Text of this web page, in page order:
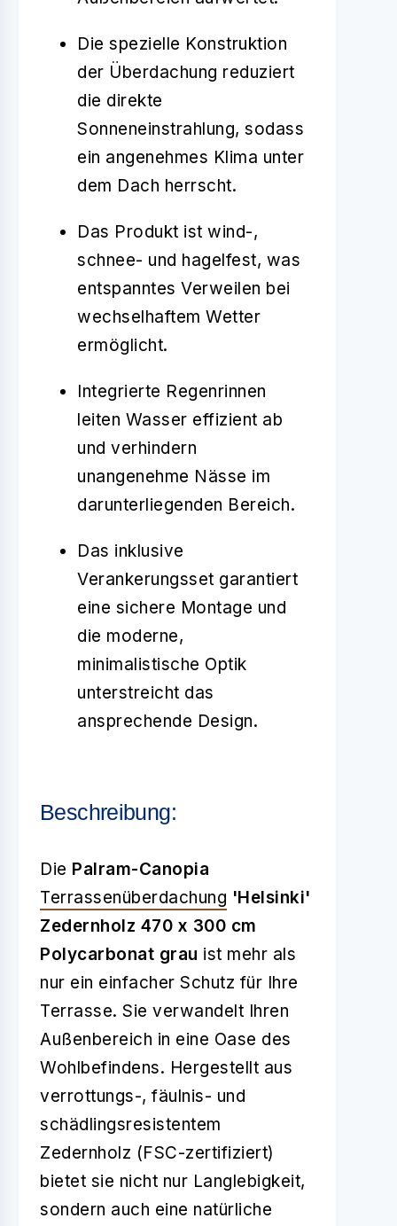
Die spezielle Konstruktion
der Überdachung reduziert
die direkte
Sonneneinstrahlung, sodass
ein angenehmes Klima unter
dem Dach herrscht.
Das Produkt ist wind-,
schnee- und hagelfest, was
entspanntes Verweilen bei
wechselhaftem Wetter
ermöglicht.
Integrierte Regenrinnen
leiten Wasser effizient ab
und verhindern
unangenehme Nässe im
darunterliegenden Bereich.
Das inklusive
Verankerungsset garantiert
eine sichere Montage und
die moderne,
minimalistische Optik
unterstreicht das
ansprechende Design.
Beschreibung:
Die Palram-Canopia
Terrassenüberdachung 'Helsinki'
Zedernholz 470 x 300 cm
Polycarbonat grau ist mehr als
nur ein einfacher Schutz für Ihre
Terrasse. Sie verwandelt Ihren
Außenbereich in eine Oase des
Wohlbefindens. Hergestellt aus
verrottungs-, fäulnis- und
schädlingsresistentem
Zedernholz (FSC-zertifiziert)
bietet sie nicht nur Langlebigkeit,
sondern auch eine natürliche